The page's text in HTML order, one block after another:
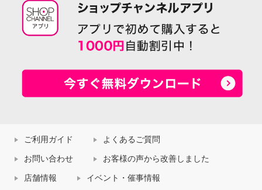
ご利用ガイド よくあるご質問
お問い合わせ お客様の声から改善しました
店舗情報 イベント・催事情報